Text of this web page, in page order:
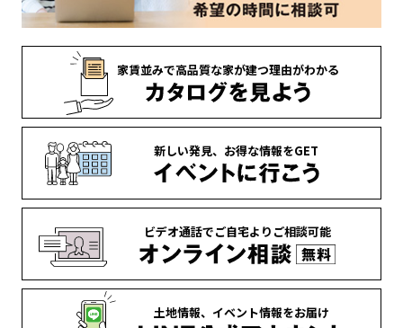
家賃並みで高品質な家が建つ理由がわかる
新しい発見、 お得な情報をGET
ビデオ通話でご自宅より ご相談可能
土地情報、 イベント情報をお届け